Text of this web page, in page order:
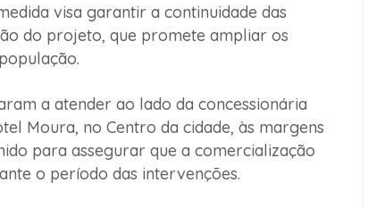
visa garantir a continuidade das
do projeto, que promete ampliar os
a atender ao lado da concessionária
Moura, no Centro da cidade, às margens
para assegurar que a comercialização
o período das intervenções.